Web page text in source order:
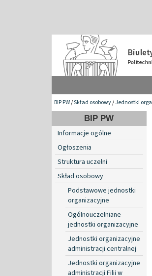
BIP PW/Skład osobowy/Jednostki
BIP PW
Informacje ogólne
Ogłoszenia
Struktura uczelni
Skład osobowy
Podstawowe jednostki
organizacyjne
Ogólnouczelniane
jednostki organizacyjne
Jednostki organizacyjne
administracji centralnej
Jednostki organizacyjne
administracji Filii w